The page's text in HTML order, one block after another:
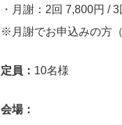
・月謝：2回 7,800円 /
※月謝でお申込みの方
定員： 10名様
会場：